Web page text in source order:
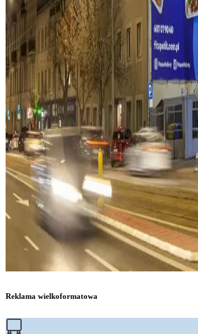
Reklama wielkoformatowa